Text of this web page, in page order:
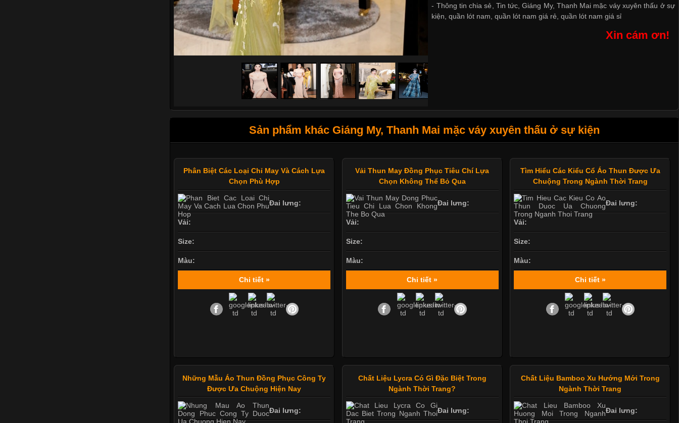
- Thông tin chia sẻ, Tin tức,Giáng My, Thanh Mai mặc váy xuyên thấu ở sự
kiện,quần lót nam,quần lót nam giá rẻ,quần lót nam giá sỉ
Xin cám ơn!
Sản phẩm khác Giáng My, Thanh Mai mặc váy xuyên thấu ở sự kiện
Phân Biệt Các Loại Chỉ May Và Cách Lựa
Chọn Phù Hợp
Đai lưng:
Vải:
Size:
Màu:
Chi tiết »
Vải Thun May Đồng Phục Tiêu Chí Lựa
Chọn Không Thể Bỏ Qua
Đai lưng:
Vải:
Size:
Màu:
Chi tiết »
Tìm Hiểu Các Kiểu Cổ Áo Thun Được Ưa
Chuộng Trong Ngành Thời Trang
Đai lưng:
Vải:
Size:
Màu:
Chi tiết »
Những Mẫu Áo Thun Đồng Phục Công Ty
Được Ưa Chuộng Hiện Nay
Đai lưng:
Chất Liệu Lycra Có Gì Đặc Biệt Trong
Ngành Thời Trang?
Đai lưng:
Chất Liệu Bamboo Xu Hướng Mới Trong
Ngành Thời Trang
Đai lưng: